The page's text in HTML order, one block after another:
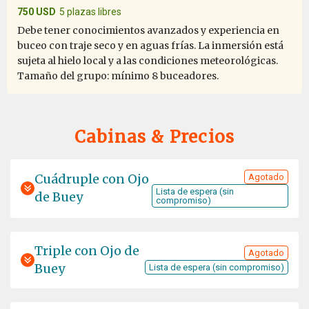
750 USD 5 plazas libres
Debe tener conocimientos avanzados y experiencia en
buceo con traje seco y en aguas frías. La inmersión está
sujeta al hielo local y a las condiciones meteorológicas.
Tamaño del grupo: mínimo 8 buceadores.
Cabinas & Precios
Cuádruple con Ojo
de Buey
Agotado
Lista de espera (sin
compromiso)
Triple con Ojo de
Buey
Agotado
Lista de espera (sin compromiso)